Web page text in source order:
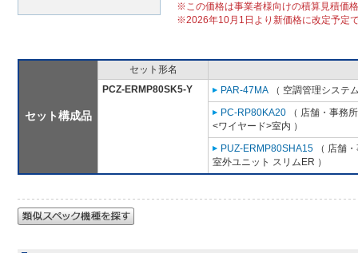
※この価格は事業者様向けの積算見積価
※2026年10月1日より新価格に改定予定
セット構成品
セット形名
PCZ-ERMP80SK5-Y
PAR-47MA （ 空調管理システ
PC-RP80KA20 （ 店舗・事務
<ワイヤード>室内 ）
PUZ-ERMP80SHA15 （ 店舗
室外ユニット スリムER ）